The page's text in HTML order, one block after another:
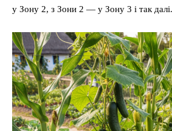
у Зону 2, з Зони 2 — у Зону 3 і так далі.